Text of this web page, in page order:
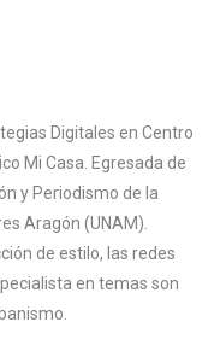
Digitales en Centro
Mi Casa. Egresada de
y Periodismo de la
Aragón (UNAM).
de estilo, las redes
en temas son